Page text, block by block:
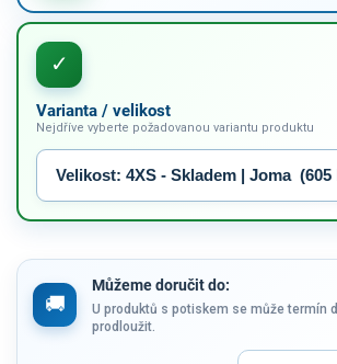
Varianta / velikost
Nejdříve vyberte požadovanou variantu produktu
Můžeme doručit do:
U produktů s potiskem se může termín
prodloužit.